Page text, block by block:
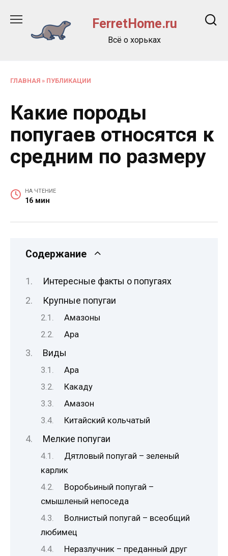
содержанию
FerretHome.ru
Всё о хорьках
ГЛАВНАЯ » ПУБЛИКАЦИИ
Какие породы
попугаев относятся к
средним по размеру
НА ЧТЕНИЕ
16 мин
Содержание
Интересные факты о попугаях
Крупные попугаи
Амазоны
Ара
Виды
Ара
Какаду
Амазон
Китайский кольчатый
Мелкие попугаи
Дятловый попугай – зеленый
карлик
Воробьиный попугай –
смышленый непоседа
Волнистый попугай – всеобщий
любимец
Неразлучник – преданный друг